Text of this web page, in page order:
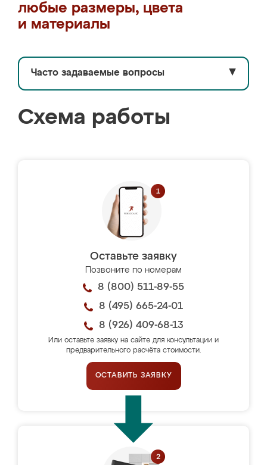
любые размеры, цвета
и материалы
Часто задаваемые вопросы ▼
Схема работы
Оставьте заявку
Позвоните по номерам
8 (800) 511-89-55
8 (495) 665-24-01
8 (926) 409-68-13
Или оставьте заявку на сайте для консультации и
предварительного расчёта стоимости.
ОСТАВИТЬ ЗАЯВКУ